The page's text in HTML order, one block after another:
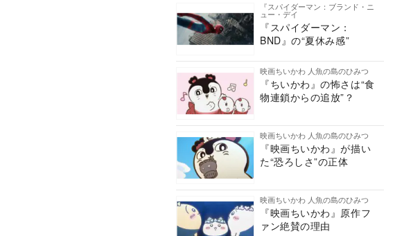
『スパイダーマン：ブランド・ニ
ュー・デイ
『スパイダーマン：
BND』の“夏休み感”
映画ちいかわ 人魚の島のひみつ
『ちいかわ』の怖さは“食
物連鎖からの追放”？
映画ちいかわ 人魚の島のひみつ
『映画ちいかわ』が描い
た“恐ろしさ”の正体
映画ちいかわ 人魚の島のひみつ
『映画ちいかわ』原作フ
ァン絶賛の理由